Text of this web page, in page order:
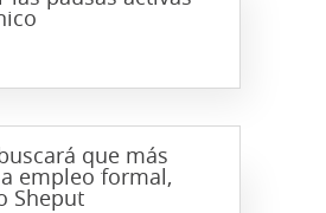
que más
empleo formal,
Sheput